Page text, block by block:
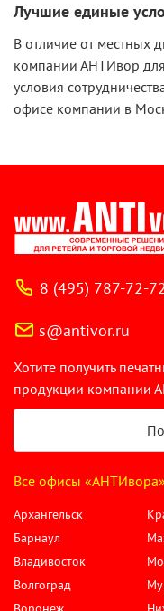
Лучшие единые
В отличие от местных
компании АНТИвор для
условия
офисе компании в
8 (495) 787-72-
s@antivor.ru
Хотите получить
продукции компании
Все офисы
Архангельск
Барнаул
Владивосток
Волгоград